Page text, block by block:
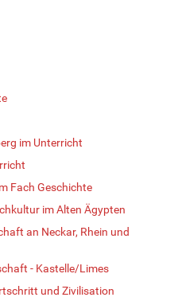
im Unterricht
Fach Geschichte
im Alten Ägypten
an Neckar, Rhein und
- Kastelle/Limes
und Zivilisation